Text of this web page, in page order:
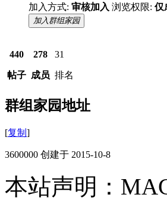
加入方式: 审核加入 浏览权限: 仅
加入群组家园
440
帖子
278
成员
31
排名
群组家园地址
[复制 ]
3600000 创建于 2015-10-8
本站声明：